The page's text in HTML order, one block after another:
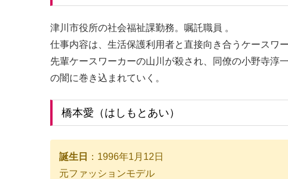
津川市役所の社会福祉課勤務。嘱託職員 。
仕事内容は、生活保護利用者と直接向き合うケースワー
先輩ケースワーカーの山川が殺され、同僚の小野寺淳
の闇に巻き込まれていく。
橋本愛（はしもとあい）
誕生日
：1996年1月12日
元ファッションモデル